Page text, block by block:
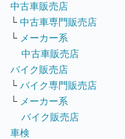
中古車販売店
└ 中古車専門販売店
└ メーカー系
中古車販売店
バイク販売店
└ バイク専門販売店
└ メーカー系
バイク販売店
車検